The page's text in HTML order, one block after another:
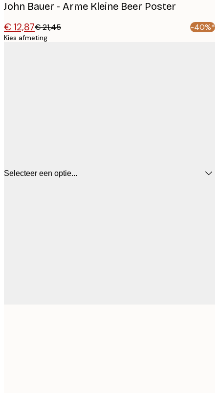
John Bauer - Arme Kleine Beer Poster
€ 12,87€ 21,45 -40%*
Kies afmeting
Selecteer een optie...